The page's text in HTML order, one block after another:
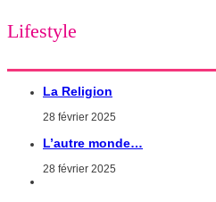
Lifestyle
La Religion
28 février 2025
L’autre monde…
28 février 2025